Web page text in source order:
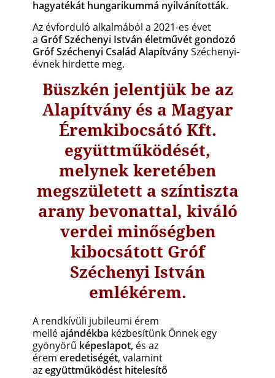
hagyatékát hungarikummá nyilvánították.
Az évforduló alkalmából a 2021-es évet
a Gróf Széchenyi István életművét gondozó
Gróf Széchenyi Család AlapítványSzéchenyi-
évnek hirdette meg.
Büszkén jelentjük be az
Alapítvány és a Magyar
Éremkibocsátó Kft.
együttműködését,
melynek keretében
megszületett a színtiszta
arany bevonattal, kiváló
verdei minőségben
kibocsátott Gróf
Széchenyi István
emlékérem.
A rendkívüli jubileumi érem
melléajándékba kézbesítünk Önnek egy
gyönyörű képeslapot, és az
érem eredetiségét, valamint
azegyüttműködést hitelesítő